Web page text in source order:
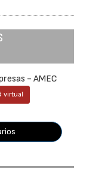
- AMEC
virtual